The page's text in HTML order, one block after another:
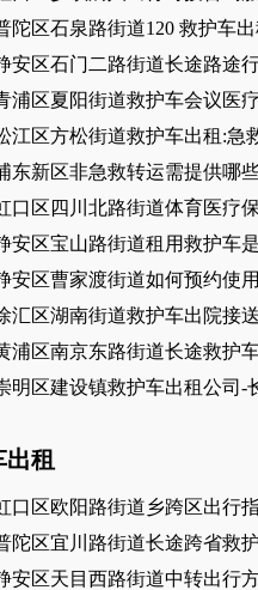
陀区石泉路街道120 救护车
安区石门二路街道长途路途
浦区夏阳街道救护车会议医
江区方松街道救护车出租:急
东新区非急救转运需提供哪
口区四川北路街道体育医疗
安区宝山路街道租用救护车
安区曹家渡街道如何预约使
汇区湖南街道救护车出院接
浦区南京东路街道长途救护
明区建设镇救护车出租公司
租
口区欧阳路街道乡跨区出行
陀区宜川路街道长途跨省救
安区天目西路街道中转出行